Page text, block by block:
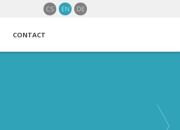
DE
EN
CS
CONTACT